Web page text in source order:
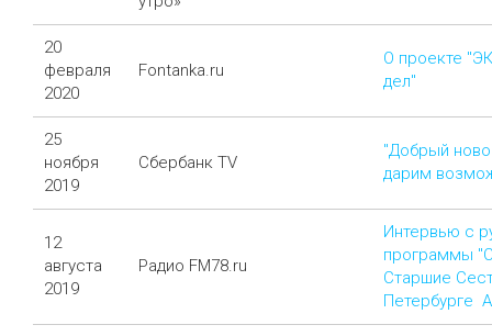
20
февраля
2020
Fontanka.ru
О проекте
дел"
25
ноября
2019
Сбербанк TV
"Добрый
дарим
12
августа
2019
Радио FM78.ru
Интервью с
программы
Старшие
Петербурге